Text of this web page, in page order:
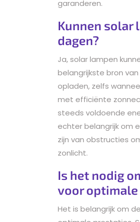
garanderen.
Kunnen solar
dagen?
Ja, solar lampen
belangrijkste bron
opladen, zelfs
met efficiënte
steeds voldoende
echter belangrijk om
zijn van obstructies
zonlicht.
Is het nodig
voor
Het is belangrijk om